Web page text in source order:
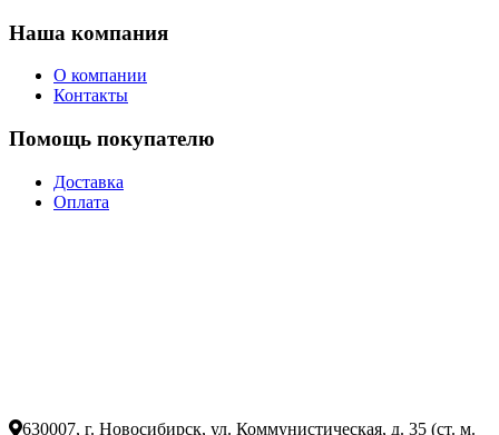
Наша компания
О компании
Контакты
Помощь покупателю
Доставка
Оплата
630007, г. Новосибирск, ул. Коммунистическая, д. 35 (ст. м.